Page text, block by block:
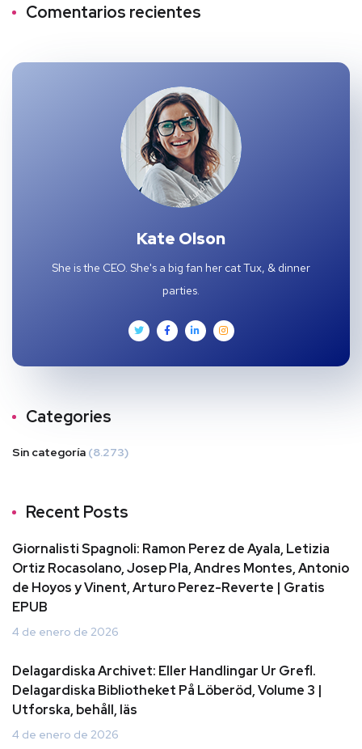
Comentarios recientes
Kate Olson
She is the CEO. She's a big fan her cat Tux, & dinner
parties.
Categories
Sin categoría (8.273)
Recent Posts
Giornalisti Spagnoli: Ramon Perez de Ayala, Letizia
Ortiz Rocasolano, Josep Pla, Andres Montes, Antonio
de Hoyos y Vinent, Arturo Perez-Reverte | Gratis
EPUB
4 de enero de 2026
Delagardiska Archivet: Eller Handlingar Ur Grefl.
Delagardiska Bibliotheket På Löberöd, Volume 3 |
Utforska, behåll, läs
4 de enero de 2026